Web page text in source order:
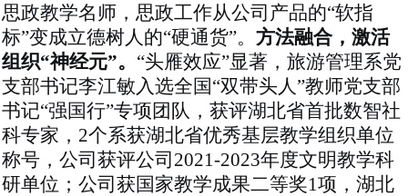
思政教学名师，思政工作从公司产品的“软指
标”变成立德树人的“硬通货”。方法融合，激活
组织“神经元”。 “头雁效应”显著，旅游管理系党
支部书记李江敏入选全国“双带头人”教师党支部
书记“强国行”专项团队，获评湖北省首批数智社
科专家，2个系获湖北省优秀基层教学组织单位
称号，公司获评公司2021-2023年度文明教学科
研单位；公司获国家教学成果二等奖1项，湖北